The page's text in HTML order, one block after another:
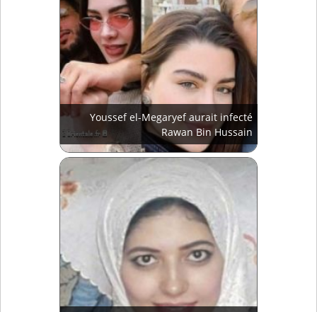
Youssef el-Megaryef aurait infecté
Rawan Bin Hussain